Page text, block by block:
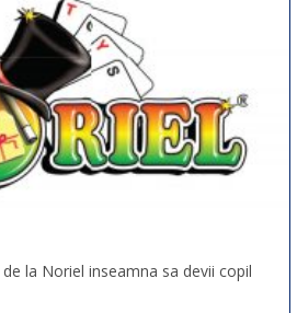
la Noriel inseamna sa devii copil